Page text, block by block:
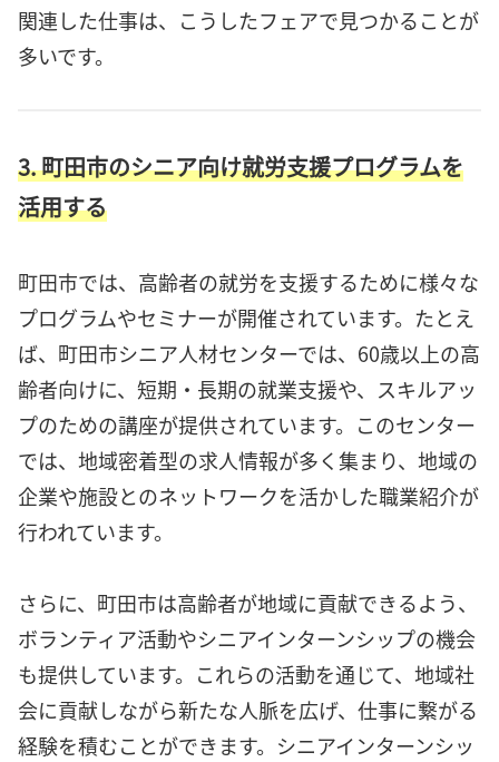
関連した仕事は、こうしたフェアで見つかることが
多いです。
3. 町田市のシニア向け就労支援プログラムを
活用する
町田市では、高齢者の就労を支援するために様々な
プログラムやセミナーが開催されています。たとえ
ば、町田市シニア人材センターでは、60歳以上の高
齢者向けに、短期・長期の就業支援や、スキルアッ
プのための講座が提供されています。このセンター
では、地域密着型の求人情報が多く集まり、地域の
企業や施設とのネットワークを活かした職業紹介が
行われています。
さらに、町田市は高齢者が地域に貢献できるよう、
ボランティア活動やシニアインターンシップの機会
も提供しています。これらの活動を通じて、地域社
会に貢献しながら新たな人脈を広げ、仕事に繋がる
経験を積むことができます。シニアインターンシッ